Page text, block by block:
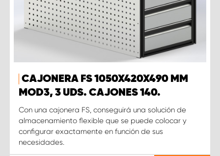
CAJONERA FS 1050X420X490 MM
MOD3, 3 UDS. CAJONES 140.
Con una cajonera FS, conseguirá una solución de
almacenamiento flexible que se puede colocar y
configurar exactamente en función de sus
necesidades.